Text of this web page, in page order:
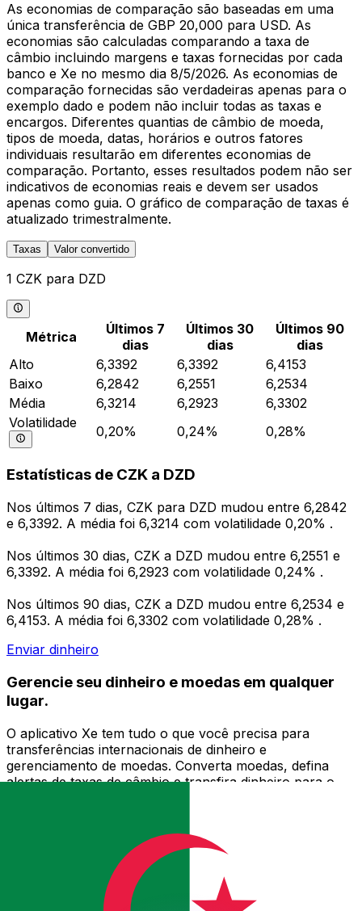
As economias de comparação são baseadas em uma
única transferência de GBP 20,000 para USD. As
economias são calculadas comparando a taxa de
câmbio incluindo margens e taxas fornecidas por cada
banco e Xe no mesmo dia 8/5/2026. As economias de
comparação fornecidas são verdadeiras apenas para o
exemplo dado e podem não incluir todas as taxas e
encargos. Diferentes quantias de câmbio de moeda,
tipos de moeda, datas, horários e outros fatores
individuais resultarão em diferentes economias de
comparação. Portanto, esses resultados podem não ser
indicativos de economias reais e devem ser usados
apenas como guia. O gráfico de comparação de taxas é
atualizado trimestralmente.
Taxas Valor convertido
1 CZK para DZD
Métrica
Últimos 7
dias
Últimos 30
dias
Últimos 90
dias
Alto
6,3392 6,3392
6,4153
Baixo
6,2842 6,2551
6,2534
Média
6,3214 6,2923
6,3302
Volatilidade
0,20% 0,24% 0,28%
Estatísticas de CZK a DZD
Nos últimos 7 dias, CZK para DZD mudou entre 6,2842
e 6,3392. A média foi 6,3214 com volatilidade 0,20% .
Nos últimos 30 dias, CZK a DZD mudou entre 6,2551 e
6,3392. A média foi 6,2923 com volatilidade 0,24% .
Nos últimos 90 dias, CZK a DZD mudou entre 6,2534 e
6,4153. A média foi 6,3302 com volatilidade 0,28% .
Enviar dinheiro
Gerencie seu dinheiro e moedas em qualquer
lugar.
O aplicativo Xe tem tudo o que você precisa para
transferências internacionais de dinheiro e
gerenciamento de moedas. Converta moedas, defina
alertas de taxas de câmbio e transfira dinheiro para o